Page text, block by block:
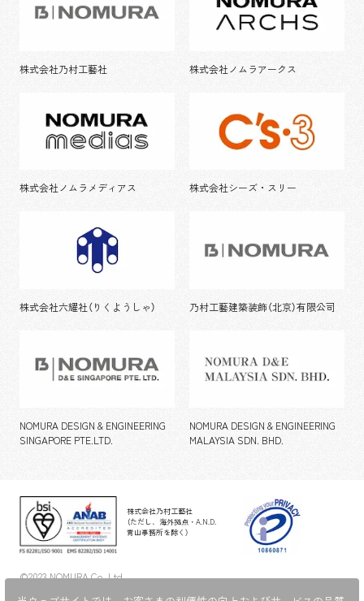
株式会社乃村工藝社 株式会社ノムラアークス
株式会社ノムラメディアス 株式会社シーズ・スリー
株式会社六耀社（りくようしゃ） 乃村工藝建築装飾（北京）有限公司
NOMURA DESIGN & ENGINEERING
SINGAPORE PTE.LTD.
NOMURA DESIGN & ENGINEERING
MALAYSIA SDN. BHD.
株式会社乃村工藝社
（ただし、海外拠点・A.N.D.
青山事務所を除く）
©2023 NOMURA Co.,Ltd.